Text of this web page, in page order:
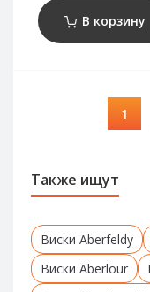
В корзину
1
Также ищут
Виски Aberfeldy
Виски Aberlour